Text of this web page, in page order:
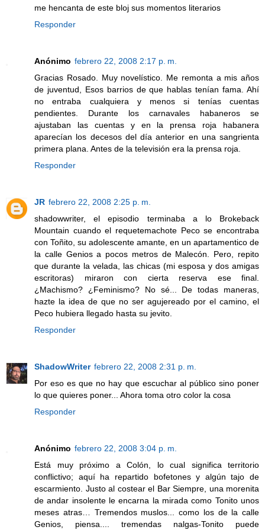
me hencanta de este bloj sus momentos literarios
Responder
Anónimo febrero 22, 2008 2:17 p. m.
Gracias Rosado. Muy novelístico. Me remonta a mis años
de juventud, Esos barrios de que hablas tenían fama. Ahí
no entraba cualquiera y menos si tenías cuentas
pendientes. Durante los carnavales habaneros se
ajustaban las cuentas y en la prensa roja habanera
aparecían los decesos del día anterior en una sangrienta
primera plana. Antes de la televisión era la prensa roja.
Responder
JR febrero 22, 2008 2:25 p. m.
shadowwriter, el episodio terminaba a lo Brokeback
Mountain cuando el requetemachote Peco se encontraba
con Toñito, su adolescente amante, en un apartamentico de
la calle Genios a pocos metros de Malecón. Pero, repito
que durante la velada, las chicas (mi esposa y dos amigas
escritoras) miraron con cierta reserva ese final.
¿Machismo? ¿Feminismo? No sé... De todas maneras,
hazte la idea de que no ser agujereado por el camino, el
Peco hubiera llegado hasta su jevito.
Responder
ShadowWriter febrero 22, 2008 2:31 p. m.
Por eso es que no hay que escuchar al público sino poner
lo que quieres poner... Ahora toma otro color la cosa
Responder
Anónimo febrero 22, 2008 3:04 p. m.
Está muy próximo a Colón, lo cual significa territorio
conflictivo; aquí ha repartido bofetones y algún tajo de
escarmiento. Justo al costear el Bar Siempre, una morenita
de andar insolente le encarna la mirada como Tonito unos
meses atras… Tremendos muslos... como los de la calle
Genios, piensa.... tremendas nalgas-Tonito puede